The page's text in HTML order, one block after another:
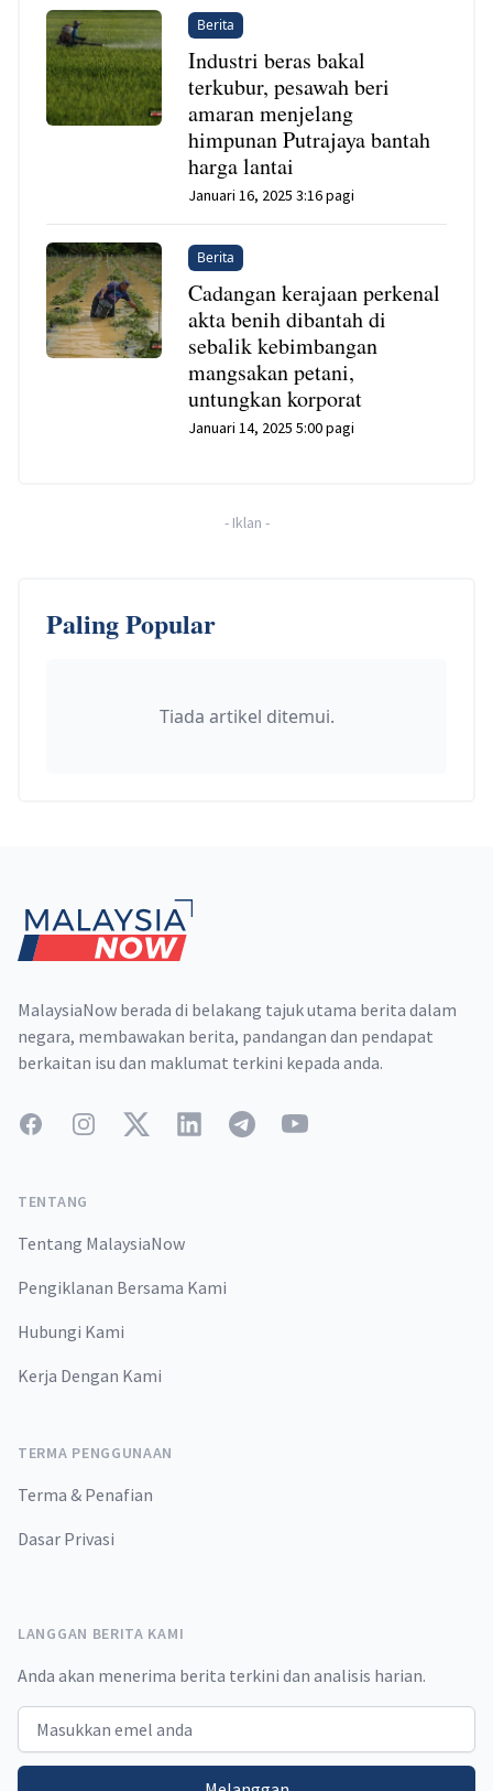
Berita
Industri beras bakal
terkubur, pesawah beri
amaran menjelang
himpunan Putrajaya bantah
harga lantai
Januari 16, 2025 3:16 pagi
Berita
Cadangan kerajaan perkenal
akta benih dibantah di
sebalik kebimbangan
mangsakan petani,
untungkan korporat
Januari 14, 2025 5:00 pagi
- Iklan -
Paling Popular
Tiada artikel ditemui.
MalaysiaNow berada di belakang tajuk utama berita dalam
negara, membawakan berita, pandangan dan pendapat
berkaitan isu dan maklumat terkini kepada anda.
FacebookInstagramTwitterLinkedInTelegramYouTube
TENTANG
Tentang MalaysiaNow
Pengiklanan Bersama Kami
Hubungi Kami
Kerja Dengan Kami
TERMA PENGGUNAAN
Terma & Penafian
Dasar Privasi
LANGGAN BERITA KAMI
Anda akan menerima berita terkini dan analisis harian.
Email address